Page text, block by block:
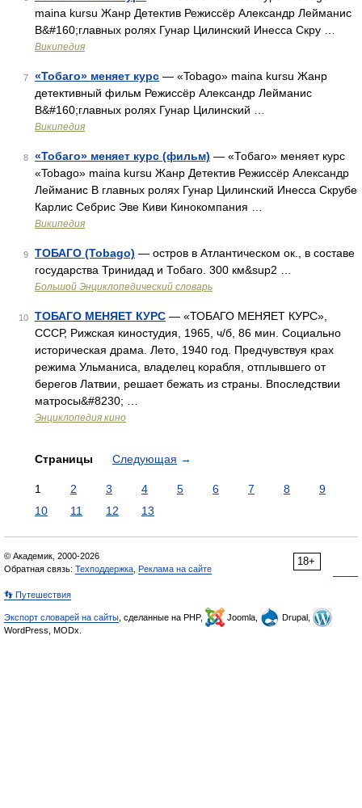
maina kursu Жанр Детектив Режиссёр Александр Лейманис
В&#160;главных ролях Гунар Цилинский Инесса Скру …
Википедия
7 «Тобаго» меняет курс — «Tobago» maina kursu Жанр
детективный фильм Режиссёр Александр Лейманис
В&#160;главных ролях Гунар Цилинский …
Википедия
8 «Тобаго» меняет курс (фильм) — «Тобаго» меняет курс
«Tobago» maina kursu Жанр Детектив Режиссёр Александр
Лейманис В главных ролях Гунар Цилинский Инесса Скрубе
Карлис Себрис Эве Киви Кинокомпания …
Википедия
9 ТОБАГО (Tobago) — остров в Атлантическом ок., в составе
государства Тринидад и Тобаго. 300 км&sup2 …
Большой Энциклопедический словарь
10 ТОБАГО МЕНЯЕТ КУРС — «ТОБАГО МЕНЯЕТ КУРС»,
СССР, Рижская киностудия, 1965, ч/б, 86 мин. Социально
историческая драма. Лето, 1940 год. Предчувствуя крах
режима Ульманиса, владелец корабля, отплывшего от
берегов Латвии, решает бежать из страны. Впоследствии
матросы&#8230; …
Энциклопедия кино
Страницы Следующая →
1 2 3 4 5 6 7 8
9
10
11 12 13
18+
© Академик, 2000-2026
Обратная связь: Техподдержка Реклама на сайте
👣 Путешествия
Экспорт словарей на сайты , сделанные на PHP, Joomla,
Drupal,
WordPress, MODx.